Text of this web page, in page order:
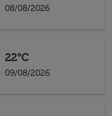
08/08/2026
22°C
09/08/2026